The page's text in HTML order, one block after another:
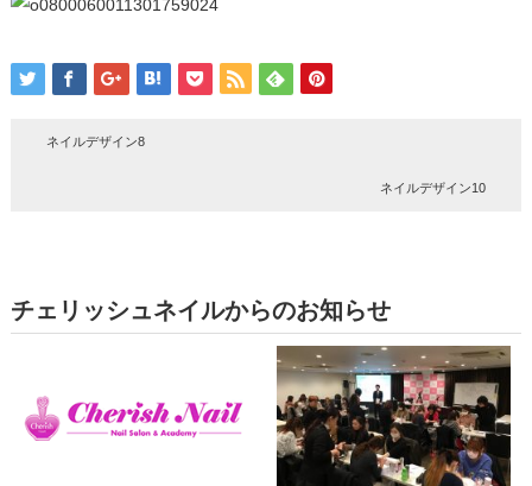
ネイルデザイン8
ネイルデザイン10
チェリッシュネイルからのお知らせ